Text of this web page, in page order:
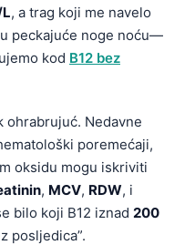
, a trag koji me navelo
peckajuće noge noću—
kod B12 bez
ohrabrujuć. Nedavne
poremećaji,
oksidu mogu iskriviti
, MCV, RDW, i
bilo koji B12 iznad 200
posljedica”.